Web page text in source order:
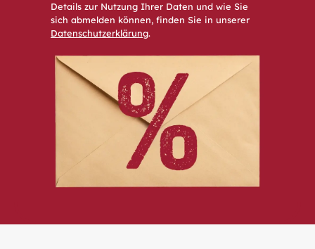
Details zur Nutzung Ihrer Daten und wie Sie
sich abmelden können, finden Sie in unserer
Datenschutzerklärung.